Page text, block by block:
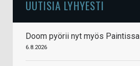
UUTISIA LYHYESTI
Doom pyörii nyt myös Paintissa
6.8.2026